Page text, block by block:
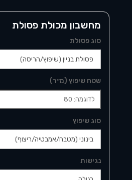
מחשבון מכולת פסולת
סוג פסולת
שטח שיפוץ (מ״ר)
סוג שיפוץ
נגישות